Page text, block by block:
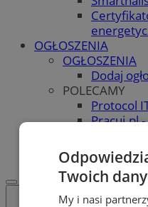
OGŁOSZENIA
OGŁOSZENIA
Dodaj
POLECAMY
Protocol
Pracuj.pl
WSPÓŁPRACA
Twoich
My i nasi